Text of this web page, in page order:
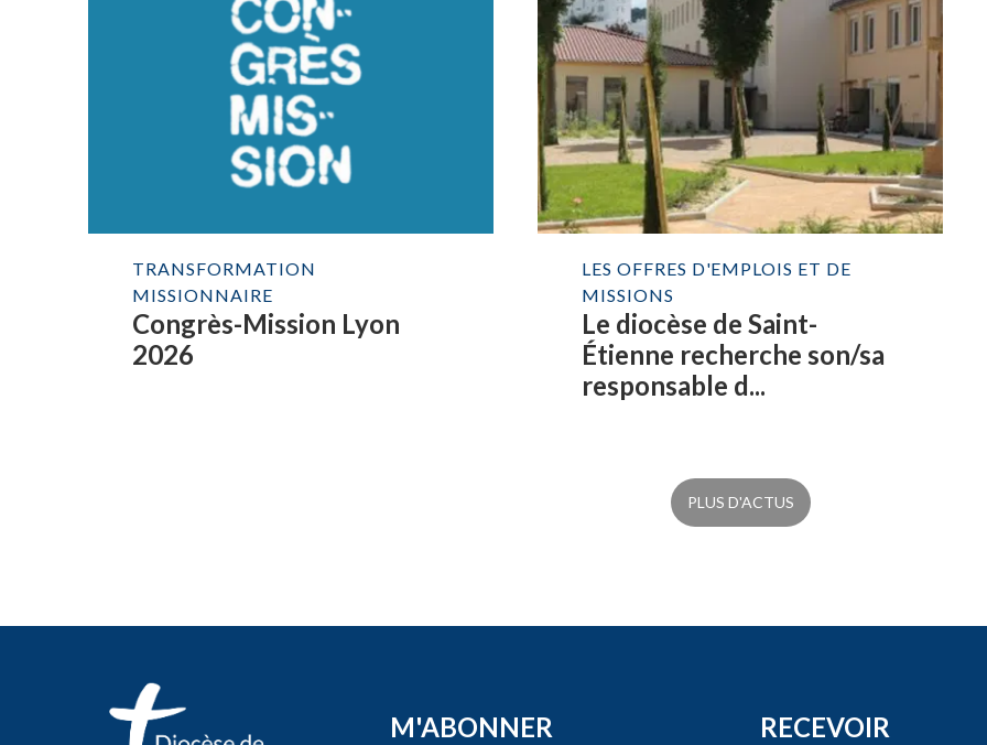
TRANSFORMATION
MISSIONNAIRE
Congrès-Mission Lyon
2026
LES OFFRES D'EMPLOIS ET DE
MISSIONS
Le diocèse de Saint-
Étienne recherche son/sa
responsable d...
PLUS D'ACTUS
M'ABONNER
RECEVOIR